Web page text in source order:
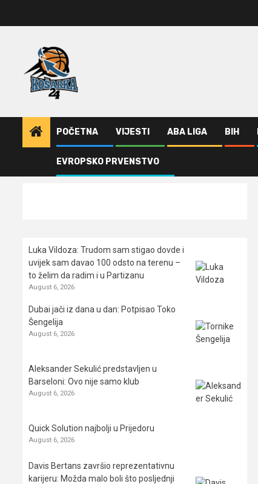
POČETNA VIJESTI ABA LIGA BIH
EVROPSKO PRVENSTVO
Ostalo FIBA LŠ: Burgos ŠAMPION
Luka Vildoza: Trudom sam stigao dovde i
uvijek sam davao 100 odsto na terenu –
to želim da radim i u Partizanu
August 6, 2026
Dubai jači iz dana u dan: Potpisao Toko
Šengelija
August 6, 2026
Aleksander Sekulić predstavljen u
Barseloni: Ovo nije samo klub
August 6, 2026
Quick Solution najbolji u Prijedoru
August 6, 2026
Davis Bertans završio reprezentativnu
karijeru: Možda malo boli što posljednji